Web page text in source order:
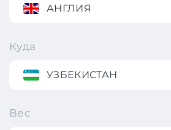
АНГЛИЯ
Куда
УЗБЕКИСТАН
Вес